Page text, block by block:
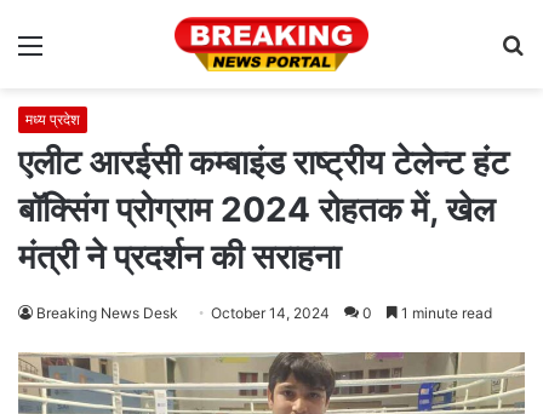
Menu
मध्य प्रदेश
एलीट आरईसी कम्बाइंड राष्ट्रीय टेलेन्ट हंट
बॉक्सिंग प्रोग्राम 2024 रोहतक में, खेल
मंत्री ने प्रदर्शन की सराहना
Breaking News Desk October 14, 2024 0 1 minute read